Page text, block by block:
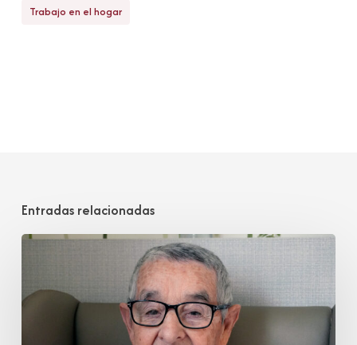
Trabajo en el hogar
Entradas relacionadas
Manuel